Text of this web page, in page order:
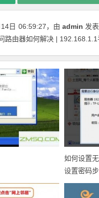
日 06:59:27，由 admin 发
路由器如何解决 |
如何设置
设置密码